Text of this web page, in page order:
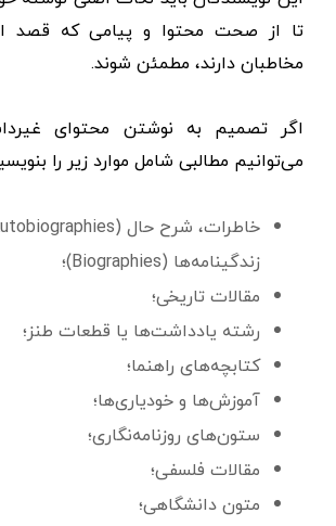
تا از صحت محتوا و پیامی که قصد
مخاطبان دارند، مطمئن شوند.
اگر تصمیم به نوشتن محتوای
می‌توانیم مطالبی شامل موارد زیر را
زندگینامه‌ها (Biographies)؛
مقالات تاریخی؛
رشته یادداشت‌ها یا قطعات طنز؛
کتابچه‌های راهنما؛
آموزش‌ها و خودیاری‌ها؛
ستون‌های روزنامه‌نگاری؛
مقالات فلسفی؛
متون دانشگاهی؛